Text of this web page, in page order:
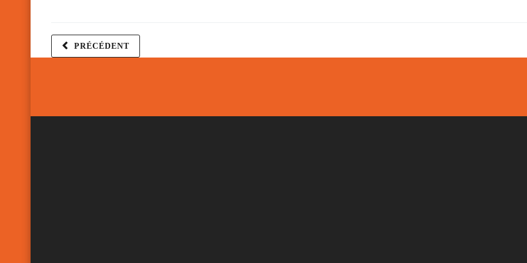
PRÉCÉDENT